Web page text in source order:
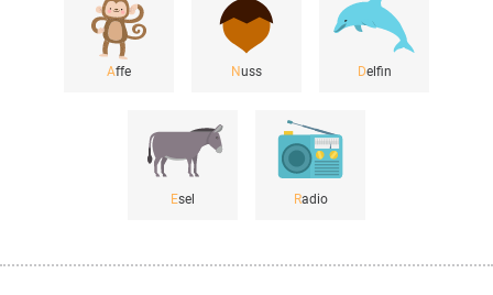
Affe Nuss Delfin
Esel Radio